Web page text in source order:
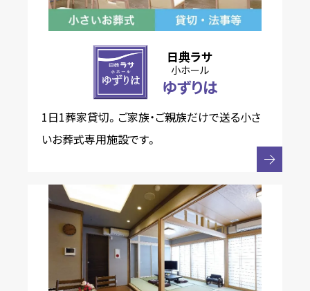
日典ラサ
小ホール
ゆずりは
1日1葬家貸切。ご家族・ご親族だけで送る小さ
いお葬式専用施設です。